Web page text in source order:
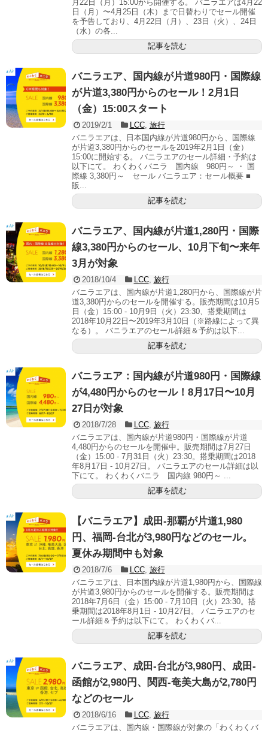
月22日（月）15:00から開催する。 バニラエアは4月22
日（月）〜4月25日（木）まで日替わりでセール開催
を予告しており、4月22日（月）、23日（火）、24日
（水）の各...
記事を読む
バニラエア、国内線が片道980円・国際線
が片道3,380円からのセール！2月1日
（金）15:00スタート
2019/2/1 LCC, 旅行
バニラエアは、日本国内線が片道980円から、国際線
が片道3,380円からのセールを2019年2月1日（金）
15:00に開始する。 バニラエアのセール詳細・予約は
以下にて。 わくわくバニラ 国内線 980円～ ・ 国
際線 3,380円～ セール バニラエア：セール概要 ■
販...
記事を読む
バニラエア、国内線が片道1,280円・国際
線3,380円からのセール、10月下旬〜来年
3月が対象
2018/10/4 LCC, 旅行
バニラエアは、国内線が片道1,280円から、国際線が片
道3,380円からのセールを開催する。販売期間は10月5
日（金）15:00 - 10月9日（火）23:30、搭乗期間は
2018年10月22日〜2019年3月10日（※路線によって異
なる）。 バニラエアのセール詳細＆予約は以下...
記事を読む
バニラエア：国内線が片道980円・国際線
が4,480円からのセール！8月17日〜10月
27日が対象
2018/7/28 LCC, 旅行
バニラエアは、国内線が片道980円・国際線が片道
4,480円からのセールを開催中。販売期間は7月27日
（金）15:00 - 7月31日（火）23:30。搭乗期間は2018
年8月17日 - 10月27日。 バニラエアのセール詳細は以
下にて。 わくわくバニラ 国内線 980円～ ...
記事を読む
【バニラエア】成田-那覇が片道1,980
円、福岡-台北が3,980円などのセール。
夏休み期間中も対象
2018/7/6 LCC, 旅行
バニラエアは、日本国内線が片道1,980円から、国際線
が片道3,980円からのセールを開催する。販売期間は
2018年7月6日（金）15:00 - 7月10日（火）23:30。搭
乗期間は2018年8月1日 - 10月27日。 バニラエアのセ
ール詳細＆予約は以下にて。 わくわくバ...
記事を読む
バニラエア、成田-台北が3,980円、成田-
函館が2,980円、関西-奄美大島が2,780円
などのセール
2018/6/16 LCC, 旅行
バニラエアは、国内線・国際線が対象の「わくわくバ